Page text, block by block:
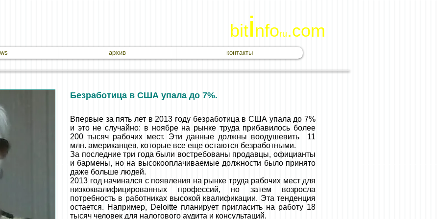
bitinforu .com
архив контакты
Впервые за пять лет в 2013 году безработица в США упала до 7%
и это не случайно: в ноябре на рынке труда прибавилось более
200 тысяч рабочих мест. Эти данные должны воодушевить 11
млн. американцев, которые все еще остаются безработными.
За последние три года были востребованы продавцы, официанты
и бармены, но на высокооплачиваемые должности было принято
даже больше людей.
2013 год начинался с появления на рынке труда рабочих мест для
низкоквалифицированных профессий, но затем возросла
потребность в работниках высокой квалификации. Эта тенденция
остается. Например, Deloitte планирует пригласить на работу 18
тысяч человек для налогового аудита и консультаций.
Безработица в США упала до 7%.